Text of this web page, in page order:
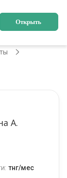
Открыть
А.
тнг/мес